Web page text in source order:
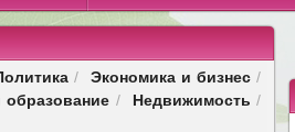
/ Экономика и бизнес/
образование / Недвижимость /